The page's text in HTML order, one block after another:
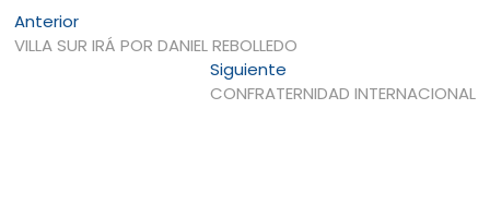
Navegación
de
AnteriorEntrada
anterior:
VILLA SUR IRÁ POR DANIEL REBOLLEDO
SiguienteEntrada
siguiente:
CONFRATERNIDAD INTERNACIONAL